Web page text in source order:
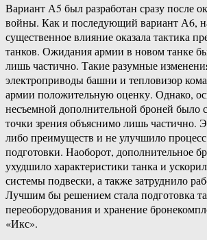
Вариант А5 был разработан сразу после
войны. Как и последующий вариант А6,
существенное влияние оказала тактика
танков. Ожидания армии в новом танке
лишь частично. Такие разумные
электроприводы башни и тепловизор
армии положительную оценку. Однако,
несъемной дополнительной броней было
точки зрения объяснимо лишь частично.
либо преимуществ и не улучшило
подготовки. Наоборот, дополнительное
ухудшило характеристики танка и
системы подвески, а также затруднило
Лучшим бы решением стала подготовка
переоборудования и хранение
«Икс».